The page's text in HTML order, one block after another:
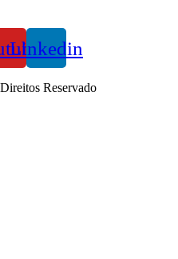
Linkedin
Reservado